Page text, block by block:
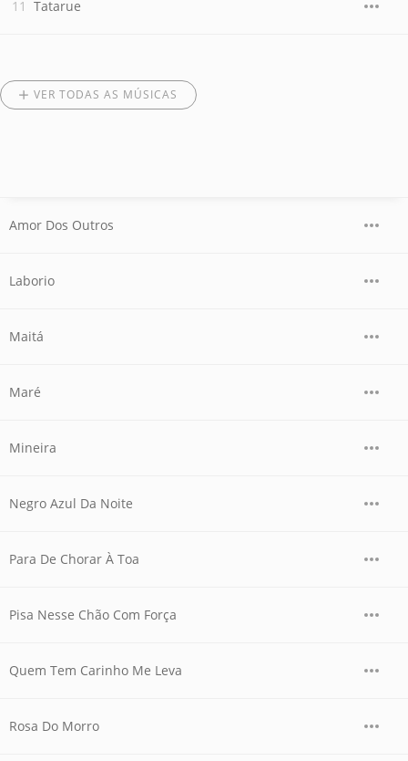
Tatarue
VER TODAS AS MÚSICAS
Amor Dos Outros
Laborio
Maitá
Maré
Mineira
Negro Azul Da Noite
Para De Chorar À Toa
Pisa Nesse Chão Com Força
Quem Tem Carinho Me Leva
Rosa Do Morro